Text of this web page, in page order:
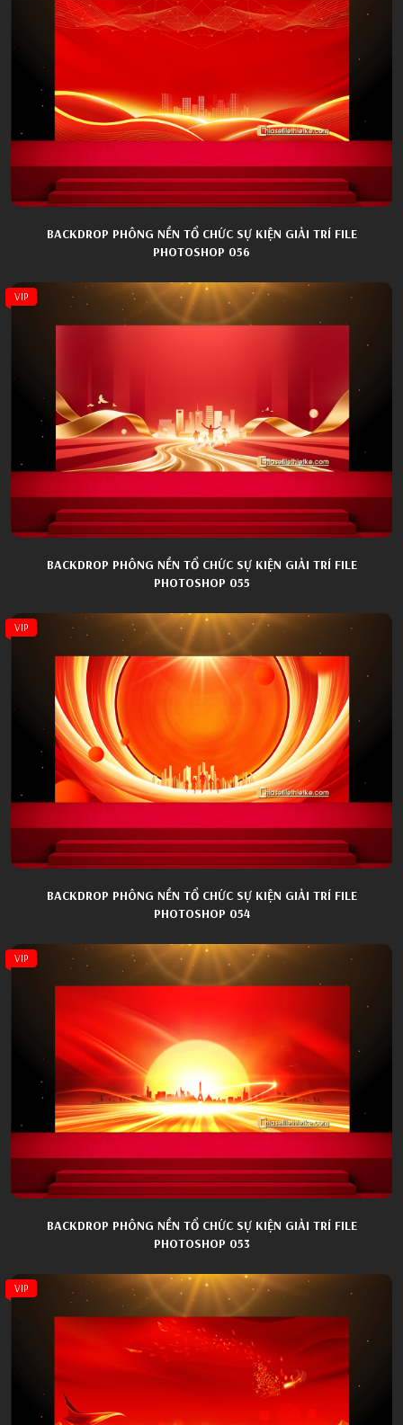
BACKDROP PHÔNG NỀN TỔ CHỨC SỰ KIỆN GIẢI TRÍ FILE
PHOTOSHOP 056
VIP
BACKDROP PHÔNG NỀN TỔ CHỨC SỰ KIỆN GIẢI TRÍ FILE
PHOTOSHOP 055
VIP
BACKDROP PHÔNG NỀN TỔ CHỨC SỰ KIỆN GIẢI TRÍ FILE
PHOTOSHOP 054
VIP
BACKDROP PHÔNG NỀN TỔ CHỨC SỰ KIỆN GIẢI TRÍ FILE
PHOTOSHOP 053
VIP